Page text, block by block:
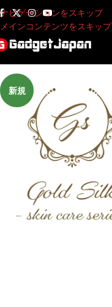
ナビゲーションをスキップ
メインコンテンツをスキップ
新規